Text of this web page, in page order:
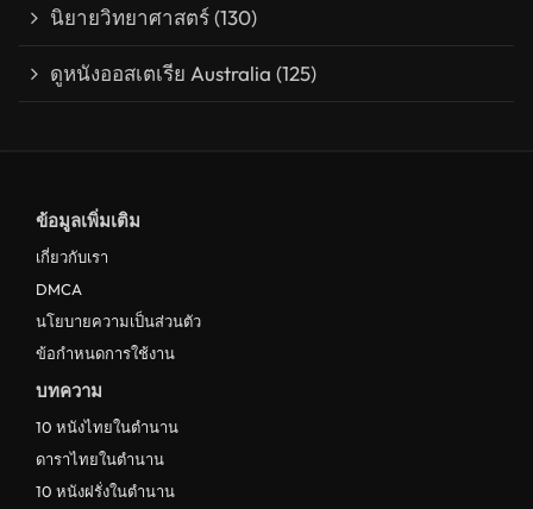
นิยายวิทยาศาสตร์(130)
ดูหนังออสเตเรีย Australia (125)
ข้อมูลเพิ่มเติม
เกี่ยวกับเรา
DMCA
นโยบายความเป็นส่วนตัว
ข้อกำหนดการใช้งาน
บทความ
10 หนังไทยในตำนาน
ดาราไทยในตำนาน
10 หนังฝรั่งในตำนาน